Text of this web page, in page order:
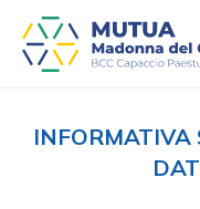
INFORMATIVA